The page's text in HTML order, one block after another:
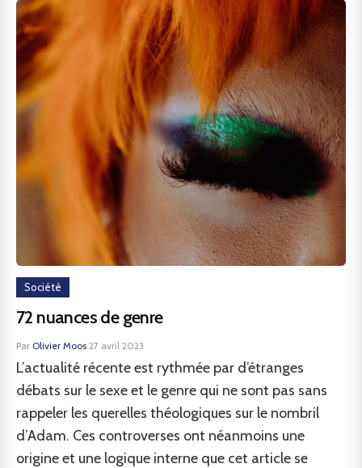
Société
72 nuances de genre
Par Olivier Moos·27 avril 2023
L’actualité récente est rythmée par d’étranges
débats sur le sexe et le genre qui ne sont pas sans
rappeler les querelles théologiques sur le nombril
d’Adam. Ces controverses ont néanmoins une
origine et une logique interne que cet article se